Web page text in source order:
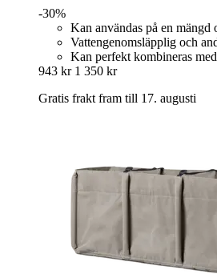
-30%
Kan användas på en mängd
Vattengenomsläpplig och
Kan perfekt kombineras
943 kr 1 350 kr
Gratis frakt fram till 17. augusti